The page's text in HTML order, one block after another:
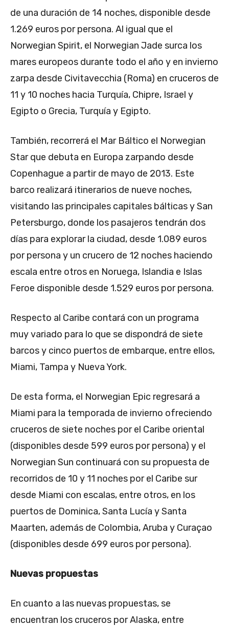
de una duración de 14 noches, disponible desde
1.269 euros por persona. Al igual que el
Norwegian Spirit, el Norwegian Jade surca los
mares europeos durante todo el año y en invierno
zarpa desde Civitavecchia (Roma) en cruceros de
11 y 10 noches hacia Turquía, Chipre, Israel y
Egipto o Grecia, Turquía y Egipto.
También, recorrerá el Mar Báltico el Norwegian
Star que debuta en Europa zarpando desde
Copenhague a partir de mayo de 2013. Este
barco realizará itinerarios de nueve noches,
visitando las principales capitales bálticas y San
Petersburgo, donde los pasajeros tendrán dos
días para explorar la ciudad, desde 1.089 euros
por persona y un crucero de 12 noches haciendo
escala entre otros en Noruega, Islandia e Islas
Feroe disponible desde 1.529 euros por persona.
Respecto al Caribe contará con un programa
muy variado para lo que se dispondrá de siete
barcos y cinco puertos de embarque, entre ellos,
Miami, Tampa y Nueva York.
De esta forma, el Norwegian Epic regresará a
Miami para la temporada de invierno ofreciendo
cruceros de siete noches por el Caribe oriental
(disponibles desde 599 euros por persona) y el
Norwegian Sun continuará con su propuesta de
recorridos de 10 y 11 noches por el Caribe sur
desde Miami con escalas, entre otros, en los
puertos de Dominica, Santa Lucía y Santa
Maarten, además de Colombia, Aruba y Curaçao
(disponibles desde 699 euros por persona).
Nuevas propuestas
En cuanto a las nuevas propuestas, se
encuentran los cruceros por Alaska, entre